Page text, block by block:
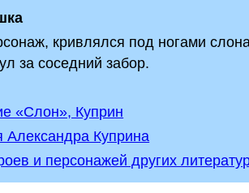
кривлялся под ногами
за соседний забор.
«Слон», Куприн
Александра Куприна
и персонажей других